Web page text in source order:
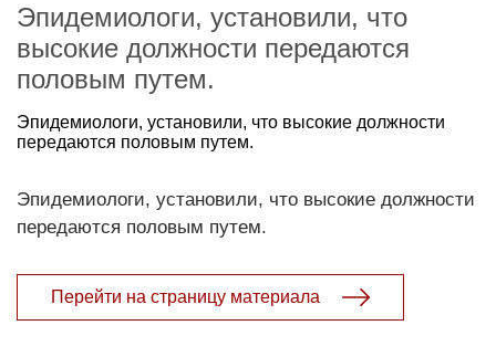
Эпидемиологи, установили, что
высокие должности передаются
половым путем.
Эпидемиологи, установили, что высокие должности
передаются половым путем.
Эпидемиологи, установили, что высокие должности
передаются половым путем.
Перейти на страницу материала